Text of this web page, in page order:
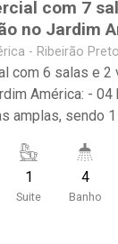
com 7
no Jardim
- Ribeirão
com 6 salas e 2
América: - 04
amplas, sendo
- 01 sala
sendo uma
- Área de
1
Suite
4
Banho